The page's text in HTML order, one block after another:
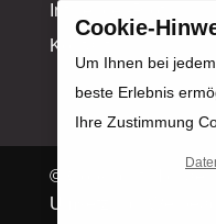
Influencer-Profil
Kontakt
© Copyright Michael
Umsetzung:
Cookie-
Um Ihnen bei
beste Erlebnis
Ihre Zustimmung